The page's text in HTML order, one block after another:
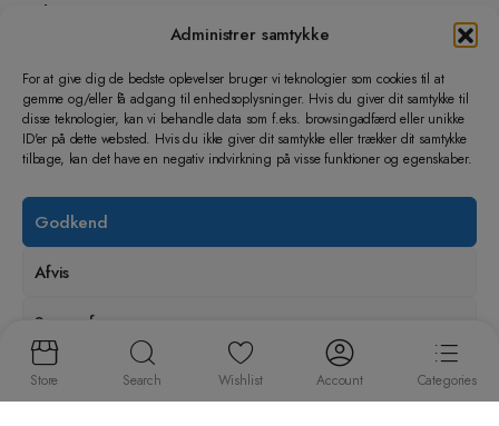
Administrer samtykke
For at give dig de bedste oplevelser bruger vi teknologier som cookies til at
gemme og/eller få adgang til enhedsoplysninger. Hvis du giver dit samtykke til
disse teknologier, kan vi behandle data som f.eks. browsingadfærd eller unikke
ID'er på dette websted. Hvis du ikke giver dit samtykke eller trækker dit samtykke
tilbage, kan det have en negativ indvirkning på visse funktioner og egenskaber.
Godkend
Afvis
Se præferencer
Handelsvilkår
Find os på
INSTAGRAM
Lad os hjælpe dig
Dine Ordre
Returnering og ombytning
Handelsbetingelser
Lær os at kende
Kontakt
Om Din festbutik ApS
Store Search Wishlist Account Categories